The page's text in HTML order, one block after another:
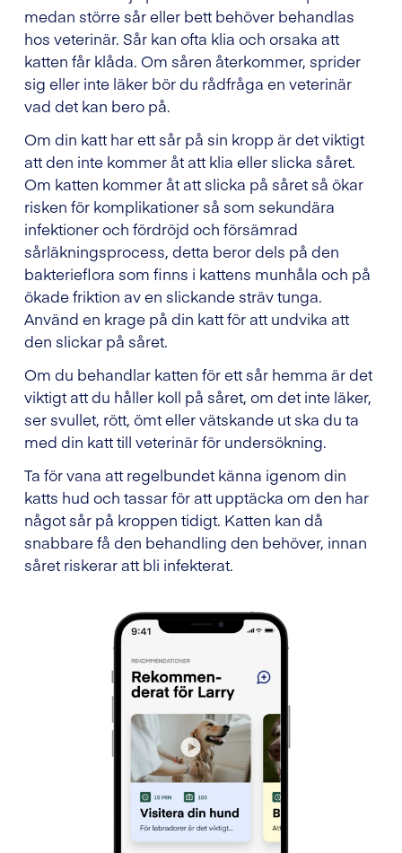
medan större sår eller bett behöver behandlas
hos veterinär. Sår kan ofta klia och orsaka att
katten får klåda. Om såren återkommer, sprider
sig eller inte läker bör du rådfråga en veterinär
vad det kan bero på.
Om din katt har ett sår på sin kropp är det viktigt
att den inte kommer åt att klia eller slicka såret.
Om katten kommer åt att slicka på såret så ökar
risken för komplikationer så som sekundära
infektioner och fördröjd och försämrad
sårläkningsprocess, detta beror dels på den
bakterieflora som finns i kattens munhåla och på
ökade friktion av en slickande sträv tunga.
Använd en krage på din katt för att undvika att
den slickar på såret.
Om du behandlar katten för ett sår hemma är det
viktigt att du håller koll på såret, om det inte läker,
ser svullet, rött, ömt eller vätskande ut ska du ta
med din katt till veterinär för undersökning.
Ta för vana att regelbundet känna igenom din
katts hud och tassar för att upptäcka om den har
något sår på kroppen tidigt. Katten kan då
snabbare få den behandling den behöver, innan
såret riskerar att bli infekterat.